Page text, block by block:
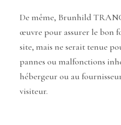
De même, Brunhild
œuvre pour assurer le bon
site, mais ne serait tenue
pannes ou malfonctions
hébergeur ou au
visiteur.